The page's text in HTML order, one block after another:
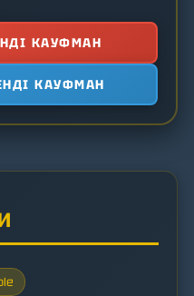
КАУФМАН
КАУФМАН